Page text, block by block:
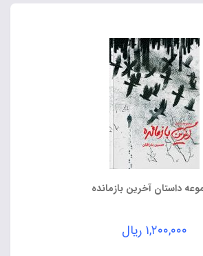
داستان آخرین بازمانده
۱,۲۰۰,۰۰۰ ریال